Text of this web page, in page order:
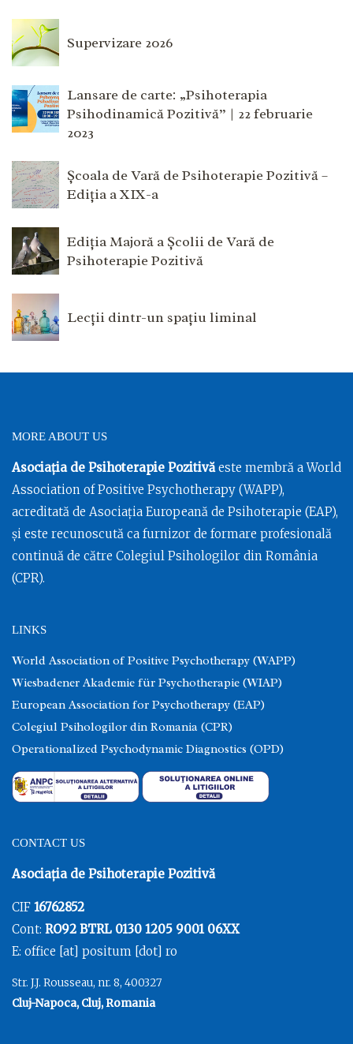
Supervizare 2026
Lansare de carte: „Psihoterapia
Psihodinamică Pozitivă” | 22 februarie
2023
Școala de Vară de Psihoterapie Pozitivă –
Ediția a XIX-a
Ediția Majoră a Școlii de Vară de
Psihoterapie Pozitivă
Lecții dintr-un spațiu liminal
MORE ABOUT US
Asociația de Psihoterapie Pozitivăeste membră a World
Association of Positive Psychotherapy (WAPP),
acreditată de Asociația Europeană de Psihoterapie (EAP),
și este recunoscută ca furnizor de formare profesională
continuă de către Colegiul Psihologilor din România
(CPR).
LINKS
World Association of Positive Psychotherapy (WAPP)
Wiesbadener Akademie für Psychotherapie (WIAP)
European Association for Psychotherapy (EAP)
Colegiul Psihologilor din Romania (CPR)
Operationalized Psychodynamic Diagnostics (OPD)
CONTACT US
Asociația de Psihoterapie Pozitivă
CIF 16762852
Cont: RO92 BTRL 0130 1205 9001 06XX
E: office [at] positum [dot] ro
Str. J.J. Rousseau, nr. 8, 400327
Cluj-Napoca, Cluj, Romania